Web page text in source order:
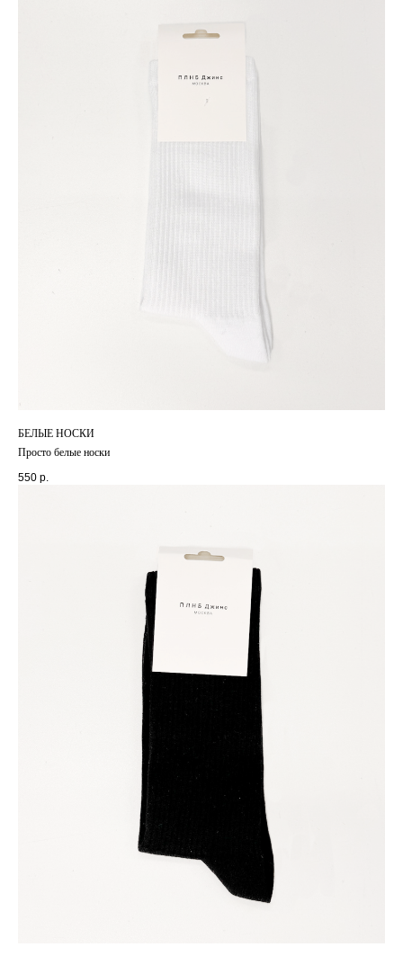
БЕЛЫЕ НОСКИ
Просто белые носки
550 р.